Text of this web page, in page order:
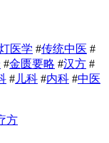
医学 #传统中医 #
#金匮要略 #汉方 #
# 儿科 #内科 #中医